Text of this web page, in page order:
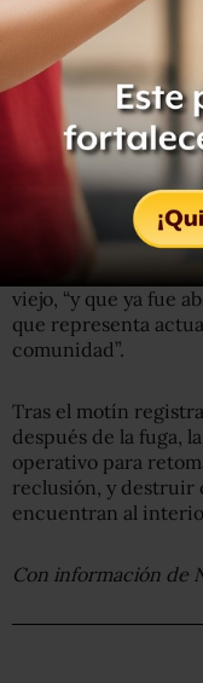
Rodríguez Juárez
años de
viejo, “y que ya fue
que representa
comunidad”.
Tras el motín
después de la fuga,
operativo para
reclusión, y destruir
encuentran al
Con información de